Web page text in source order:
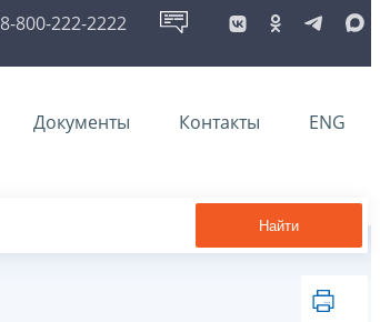
8-800-222-2222
Документы Контакты ENG
Найти